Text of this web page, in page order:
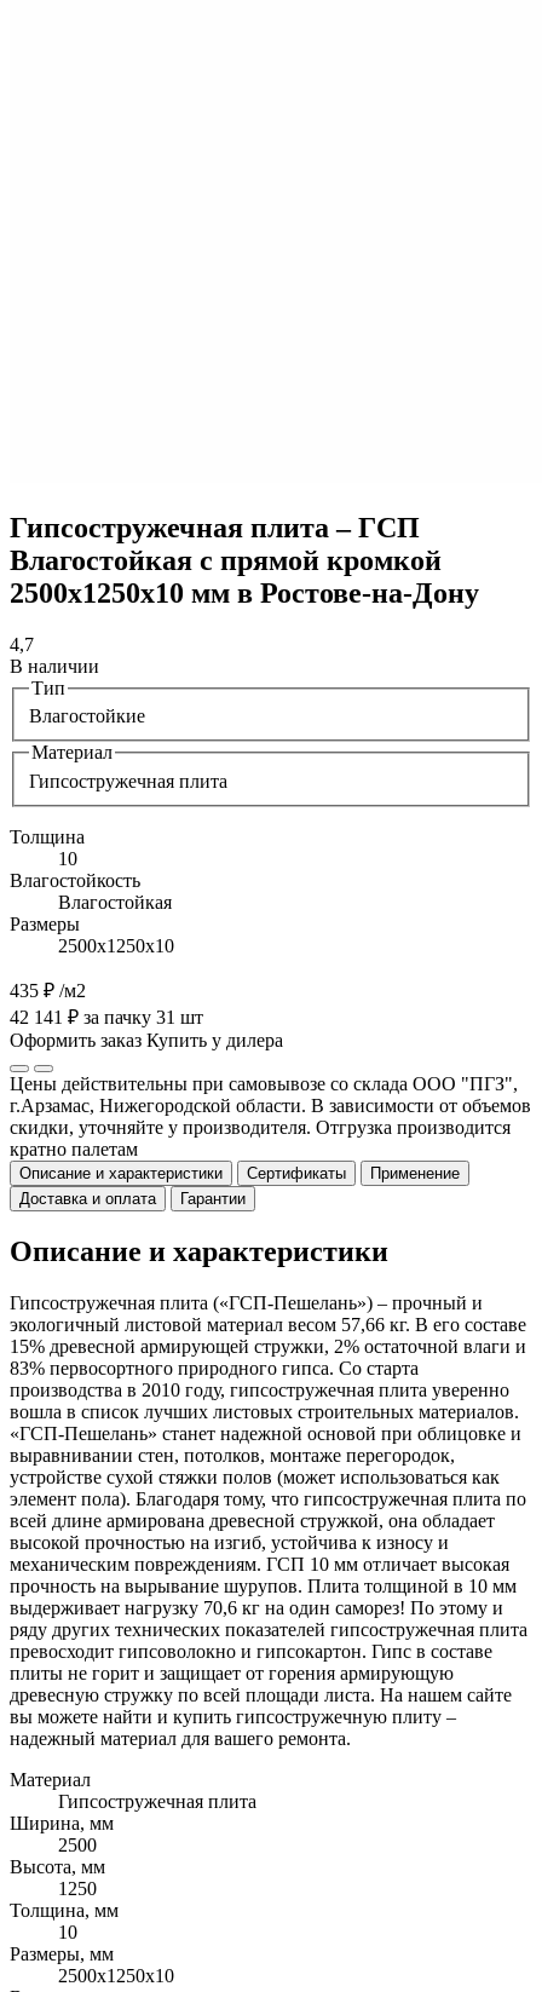
Гипсостружечная плита – ГСП
Влагостойкая с прямой кромкой
2500х1250х10 мм в Ростове-на-Дону
4,7
В наличии
Тип
Влагостойкие
Материал
Гипсостружечная плита
Толщина
10
Влагостойкость
Влагостойкая
Размеры
2500х1250х10
435 ₽ /м2
42 141 ₽ за пачку 31 шт
Оформить заказ Купить у дилера
Цены действительны при самовывозе со склада ООО "ПГЗ",
г.Арзамас, Нижегородской области. В зависимости от объемов
скидки, уточняйте у производителя. Отгрузка производится
кратно палетам
Описание и характеристики Сертификаты
Применение
Доставка и оплата
Гарантии
Описание и характеристики
Гипсостружечная плита («ГСП-Пешелань») – прочный и
экологичный листовой материал весом 57,66 кг. В его составе
15% древесной армирующей стружки, 2% остаточной влаги и
83% первосортного природного гипса. Со старта
производства в 2010 году, гипсостружечная плита уверенно
вошла в список лучших листовых строительных материалов.
«ГСП-Пешелань» станет надежной основой при облицовке и
выравнивании стен, потолков, монтаже перегородок,
устройстве сухой стяжки полов (может использоваться как
элемент пола). Благодаря тому, что гипсостружечная плита по
всей длине армирована древесной стружкой, она обладает
высокой прочностью на изгиб, устойчива к износу и
механическим повреждениям. ГСП 10 мм отличает высокая
прочность на вырывание шурупов. Плита толщиной в 10 мм
выдерживает нагрузку 70,6 кг на один саморез! По этому и
ряду других технических показателей гипсостружечная плита
превосходит гипсоволокно и гипсокартон. Гипс в составе
плиты не горит и защищает от горения армирующую
древесную стружку по всей площади листа. На нашем сайте
вы можете найти и купить гипсостружечную плиту –
надежный материал для вашего ремонта.
Материал
Гипсостружечная плита
Ширина, мм
2500
Высота, мм
1250
Толщина, мм
10
Размеры, мм
2500х1250х10